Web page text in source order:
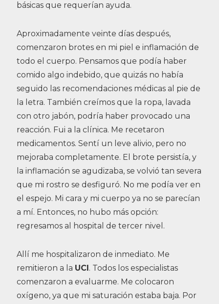
básicas que requerían ayuda.
Aproximadamente veinte días después,
comenzaron brotes en mi piel e inflamación de
todo el cuerpo. Pensamos que podía haber
comido algo indebido, que quizás no había
seguido las recomendaciones médicas al pie de
la letra. También creímos que la ropa, lavada
con otro jabón, podría haber provocado una
reacción. Fui a la clínica. Me recetaron
medicamentos. Sentí un leve alivio, pero no
mejoraba completamente. El brote persistía, y
la inflamación se agudizaba, se volvió tan severa
que mi rostro se desfiguró. No me podía ver en
el espejo. Mi cara y mi cuerpo ya no se parecían
a mí. Entonces, no hubo más opción:
regresamos al hospital de tercer nivel.
Allí me hospitalizaron de inmediato. Me
remitieron a la UCI. Todos los especialistas
comenzaron a evaluarme. Me colocaron
oxígeno, ya que mi saturación estaba baja. Por